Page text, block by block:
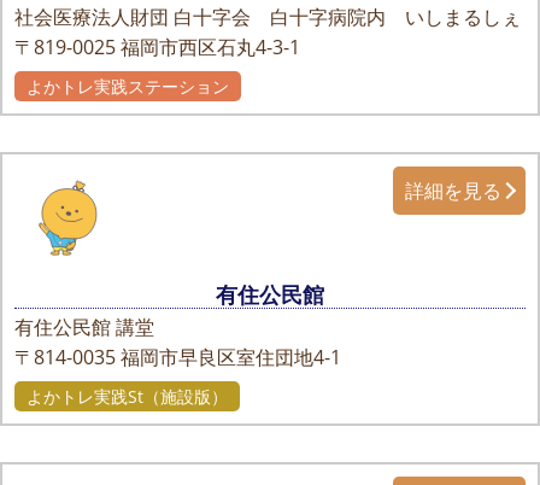
社会医療法人財団 白十字会 白十字病院内 いしまるしぇ
〒819-0025福岡市西区石丸4-3-1
よかトレ実践ステーション
有住公民館
有住公民館 講堂
〒814-0035福岡市早良区室住団地4-1
詳細を見る
よかトレ実践St（施設版）